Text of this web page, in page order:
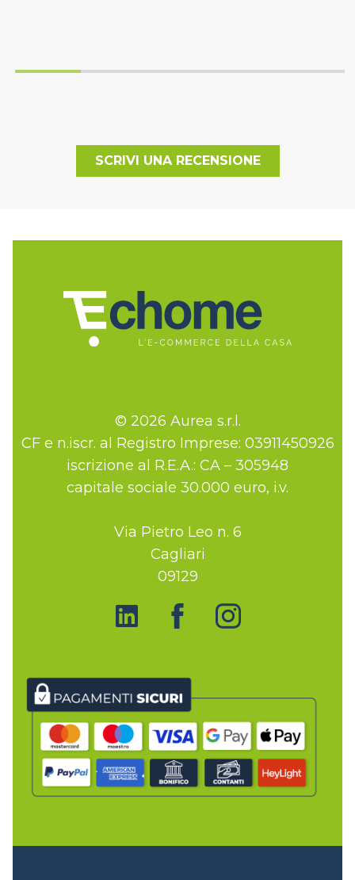
SCRIVI UNA RECENSIONE
© 2026 Aurea s.r.l.
CF e n.iscr. al Registro Imprese: 03911450926
iscrizione al R.E.A.: CA – 305948
capitale sociale 30.000 euro, i.v.
Via Pietro Leo n. 6
Cagliari
09129